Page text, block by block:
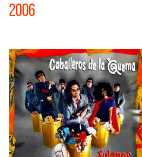
2006